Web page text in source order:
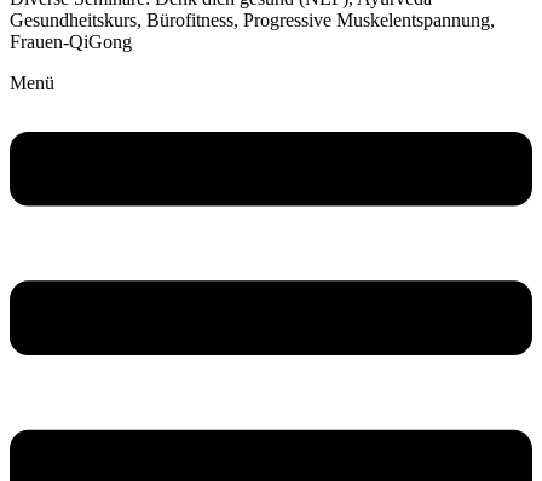
Gesundheitskurs, Bürofitness, Progressive Muskelentspannung,
Frauen-QiGong
Menü